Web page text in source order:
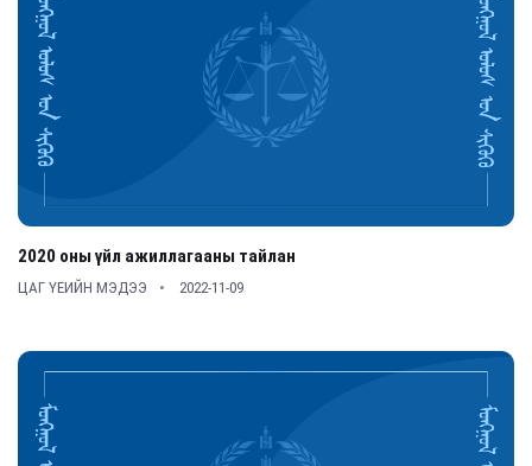
2020 оны үйл ажиллагааны тайлан
ЦАГ ҮЕИЙН МЭДЭЭ 2022-11-09